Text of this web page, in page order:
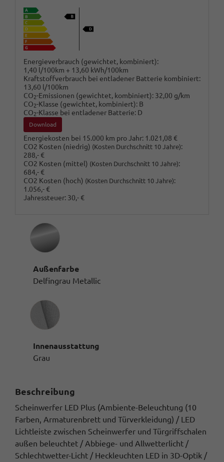
Energieverbrauch (gewichtet, kombiniert):
1,40 l/100km + 13,60 kWh/100km
Kraftstoffverbrauch bei entladener Batterie kombiniert:
13,60 l/100km
CO2-Emissionen (gewichtet, kombiniert): 32,00 g/km
CO2-Klasse (gewichtet, kombiniert): B
CO2-Klasse bei entladener Batterie: D
Download
Energiekosten bei 15.000 km pro Jahr: 1.021,08 €
CO2 Kosten (niedrig) (Kosten Durchschnitt 10 Jahre):
288,- €
CO2 Kosten (mittel) (Kosten Durchschnitt 10 Jahre):
684,- €
CO2 Kosten (hoch) (Kosten Durchschnitt 10 Jahre):
1.056,- €
Jahressteuer: 30,- €
Außenfarbe
Delfingrau Metallic
Innenausstattung
Innenausstattung
Grau
Beschreibung
Scheinwerfer LED Plus (Ambiente-Beleuchtung (10
Farben, Armaturenbrett und Türverkleidung) / LED
Lichtleiste zwischen Scheinwerfer und Türgriffschalen
außen beleuchtet / Abbiege- und Allwetterlicht /
Schlechtwetter-Licht / Heckleuchten LED in 3D-Optik /